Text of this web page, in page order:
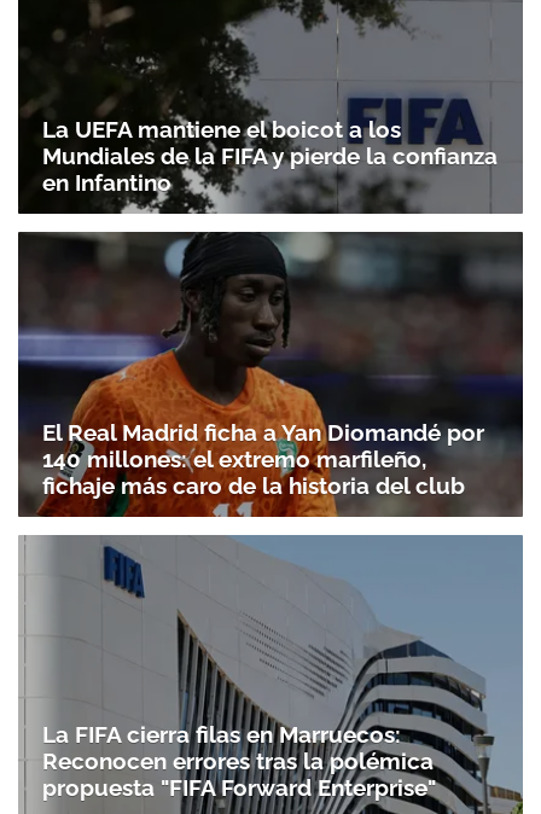
La UEFA mantiene el boicot a los
Mundiales de la FIFA y pierde la confianza
en Infantino
El Real Madrid ficha a Yan Diomandé por
140 millones: el extremo marfileño,
fichaje más caro de la historia del club
La FIFA cierra filas en Marruecos:
Reconocen errores tras la polémica
propuesta "FIFA Forward Enterprise"